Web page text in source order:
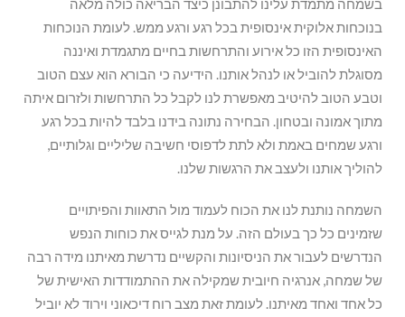
בשמחה מתמדת עלינו להתבונן כיצד הבריאה כולה מלאה
בנוכחות אלוקית אינסופית בכל רגע ורגע ממש. לעומת הנוכחות
האינסופית הזו כל אירוע והתרחשות בחיים מתגמדת ואיננה
מסוגלת להוביל או לנהל אותנו. הידיעה כי הבורא הוא עצם הטוב
וטבע הטוב להיטיב מאפשרת לנו לקבל כל התרחשות ולזרום איתה
מתוך אמונה ובטחון. הבחירה נתונה בידנו בלבד להיות בכל רגע
ורגע שמחים באמת ולא לתת לדפוסי חשיבה שליליים וגלותיים,
להוליך אותנו ולעצב את הרגשות שלנו.
השמחה נותנת לנו את הכוח לעמוד מול התאוות והפיתויים
שזמינים כל כך בעולם הזה. על מנת לגייס את כוחות הנפש
הנדרשים לעבור את הניסיונות והקשיים נדרשת מאיתנו מידה רבה
של שמחה, אנרגיה חיובית שמקילה את ההתמודדות האישית של
כל אחד ואחד מאיתנו. לעומת זאת מצב רוח דיכאוני וירוד לא יוביל